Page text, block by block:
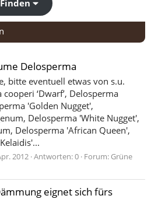
Finden
Delosperma
bitte eventuell etwas von s.u.
‘Dwarf’, Delosperma
'Golden Nugget',
Delosperma 'White Nugget',
Delosperma 'African Queen',
2012 Antworten: 0 Forum: Grüne
eignet sich fürs